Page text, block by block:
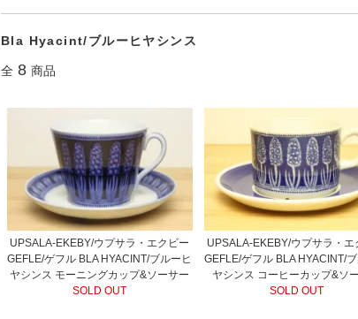
Bla Hyacint/ブルーヒヤシンス
全 8 商品
UPSALA-EKEBY/ウプサラ・エクビー
GEFLE/ゲフル BLA HYACINT/ブルーヒ
ヤシンス モーニングカップ&ソーサー
SOLD OUT
UPSALA-EKEBY/ウプサラ・エ
GEFLE/ゲフル BLA HYACINT/
ヤシンス コーヒーカップ&ソ
SOLD OUT